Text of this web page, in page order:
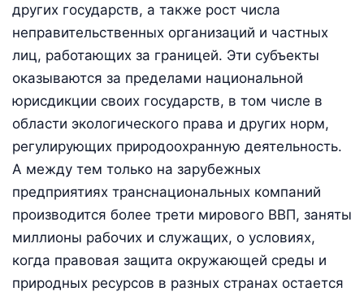
других государств, а также рост числа
неправительственных организаций и частных
лиц, работающих за границей. Эти субъекты
оказываются за пределами национальной
юрисдикции своих государств, в том числе в
области экологического права и других норм,
регулирующих природоохранную деятельность.
А между тем только на зарубежных
предприятиях транснациональных компаний
производится более трети мирового ВВП, заняты
миллионы рабочих и служащих, о условиях,
когда правовая защита окружающей среды и
природных ресурсов в разных странах остается